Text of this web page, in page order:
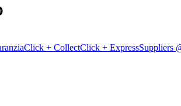
Click + CollectClick + ExpressSuppliers